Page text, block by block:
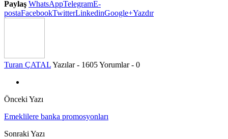
Paylaş WhatsAppTelegramE-
postaFacebookTwitterLinkedinGoogle+Yazdır
Turan ÇATALYazılar - 1605Yorumlar - 0
Önceki Yazı
Emeklilere banka promosyonları
Sonraki Yazı